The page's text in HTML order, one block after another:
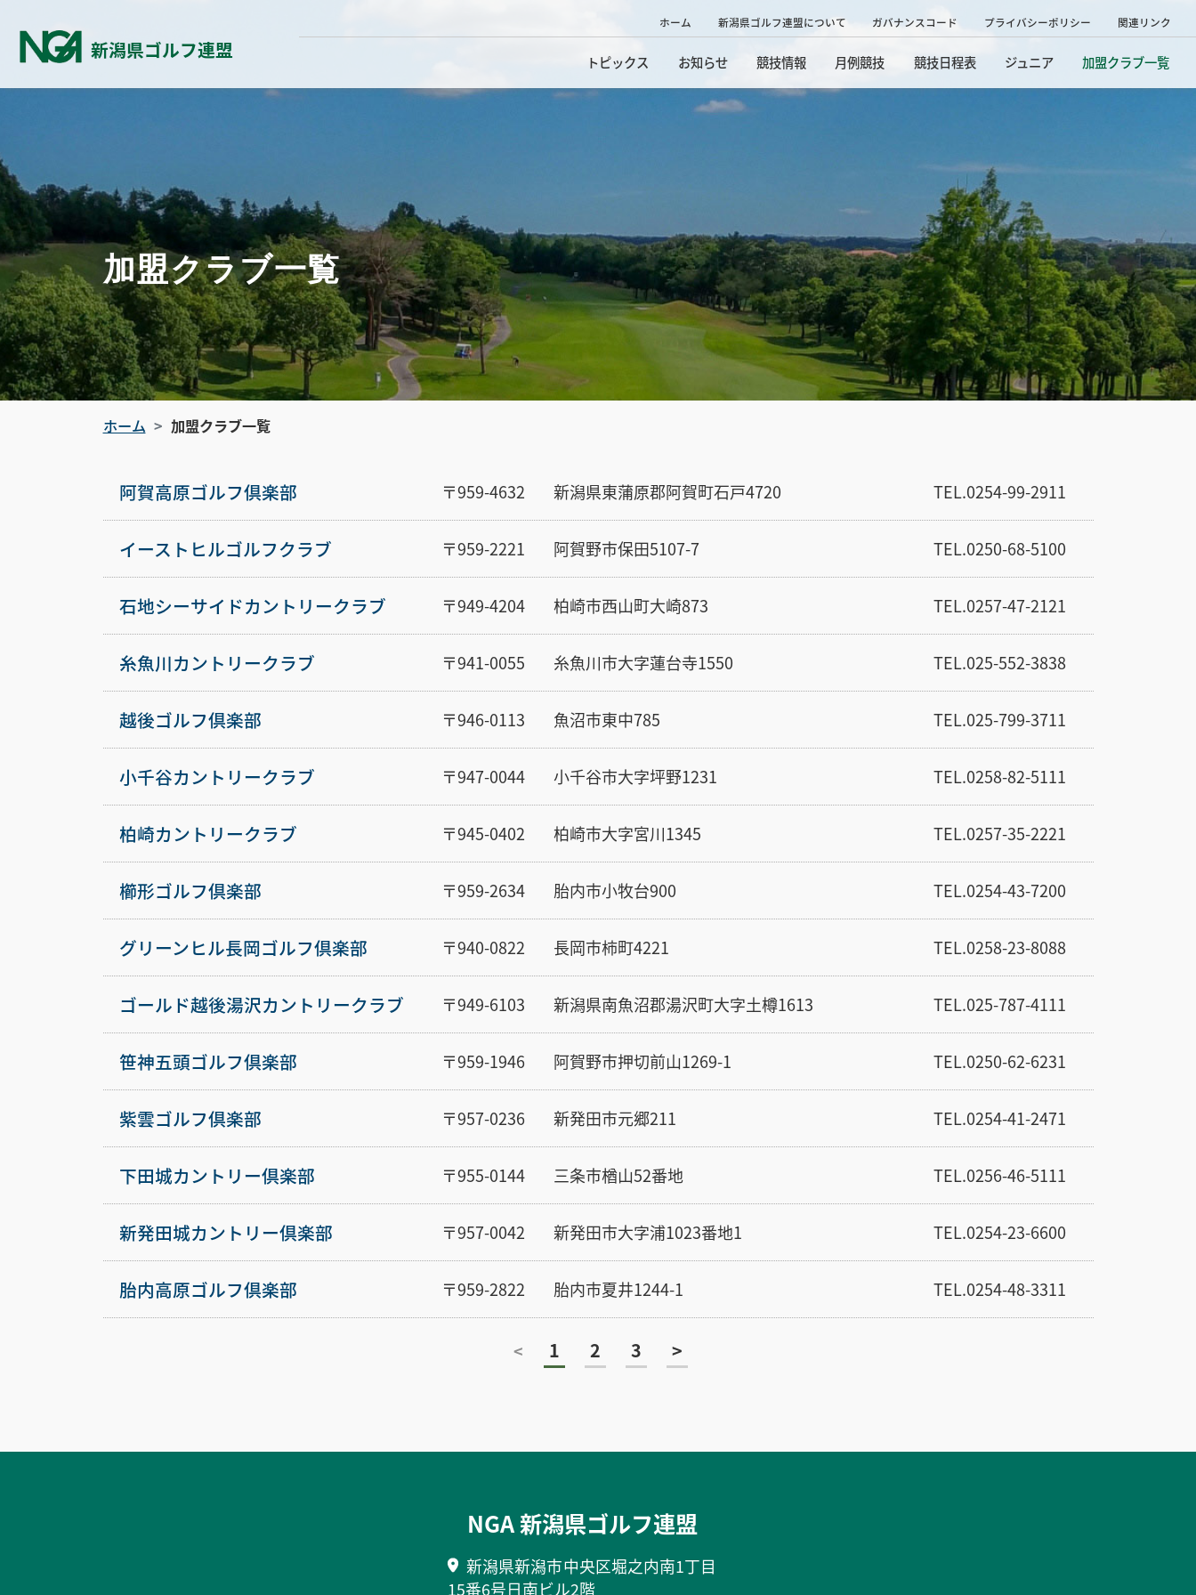
新潟県ゴルフ連盟
ホーム 新潟県ゴルフ連盟について ガバナンスコード プライバシーポリシー 関連リンク
トピックス お知らせ 競技情報 月例競技 競技日程表 ジュニア 加盟クラブ一覧
加盟クラブ一覧
ホーム 加盟クラブ一覧
阿賀高原ゴルフ倶楽部 〒959-4632 新潟県東蒲原郡阿賀町石戸4720 TEL.0254-99-2911
イーストヒルゴルフクラブ 〒959-2221 阿賀野市保田5107-7 TEL.0250-68-5100
石地シーサイドカントリークラブ 〒949-4204 柏崎市西山町大崎873 TEL.0257-47-2121
糸魚川カントリークラブ 〒941-0055 糸魚川市大字蓮台寺1550 TEL.025-552-3838
越後ゴルフ倶楽部 〒946-0113 魚沼市東中785 TEL.025-799-3711
小千谷カントリークラブ 〒947-0044 小千谷市大字坪野1231 TEL.0258-82-5111
柏崎カントリークラブ 〒945-0402 柏崎市大字宮川1345 TEL.0257-35-2221
櫛形ゴルフ倶楽部 〒959-2634 胎内市小牧台900 TEL.0254-43-7200
グリーンヒル長岡ゴルフ倶楽部 〒940-0822 長岡市柿町4221 TEL.0258-23-8088
ゴールド越後湯沢カントリークラブ 〒949-6103 新潟県南魚沼郡湯沢町大字土樽1613 TEL.025-787-4111
笹神五頭ゴルフ倶楽部 〒959-1946 阿賀野市押切前山1269-1 TEL.0250-62-6231
紫雲ゴルフ倶楽部 〒957-0236 新発田市元郷211 TEL.0254-41-2471
下田城カントリー倶楽部 〒955-0144 三条市楢山52番地 TEL.0256-46-5111
新発田城カントリー倶楽部 〒957-0042 新発田市大字浦1023番地1 TEL.0254-23-6600
胎内高原ゴルフ倶楽部 〒959-2822 胎内市夏井1244-1 TEL.0254-48-3311
< 1 2 3 >
NGA 新潟県ゴルフ連盟
新潟県新潟市中央区堀之内南1丁目
15番6号日南ビル2階